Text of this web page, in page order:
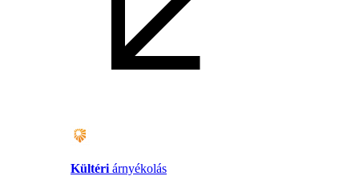
Kültéri árnyékolás